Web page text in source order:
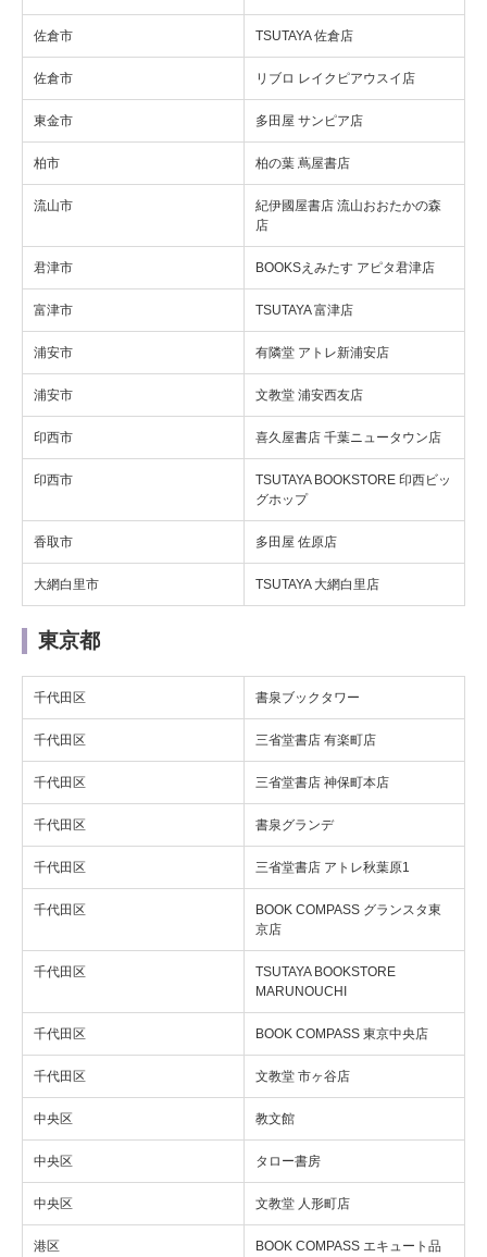
佐倉市 TSUTAYA 佐倉店
佐倉市 リブロ レイクピアウスイ店
東金市 多田屋 サンピア店
柏市 柏の葉 蔦屋書店
流山市
紀伊國屋書店 流山おおたかの森
店
君津市 BOOKSえみたす アピタ君津店
富津市 TSUTAYA 富津店
浦安市 有隣堂 アトレ新浦安店
浦安市 文教堂 浦安西友店
印西市 喜久屋書店 千葉ニュータウン店
印西市
TSUTAYA BOOKSTORE 印西ビッ
グホップ
香取市 多田屋 佐原店
大網白里市 TSUTAYA 大網白里店
東京都
千代田区 書泉ブックタワー
千代田区 三省堂書店 有楽町店
千代田区 三省堂書店 神保町本店
千代田区 書泉グランデ
千代田区 三省堂書店 アトレ秋葉原1
千代田区
BOOK COMPASS グランスタ東
京店
千代田区
TSUTAYA BOOKSTORE
MARUNOUCHI
千代田区 BOOK COMPASS 東京中央店
千代田区 文教堂 市ヶ谷店
中央区 教文館
中央区 タロー書房
中央区 文教堂 人形町店
港区
BOOK COMPASS エキュート品